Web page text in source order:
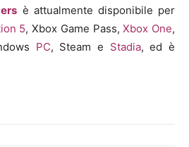
è attualmente disponibile per
5, Xbox Game Pass,Xbox One,
PC, Steam e Stadia, ed è